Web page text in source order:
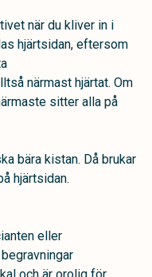
när du kliver in i
hjärtsidan, eftersom
närmast hjärtat. Om
sitter alla på
bära kistan. Då brukar
hjärtsidan.
eller